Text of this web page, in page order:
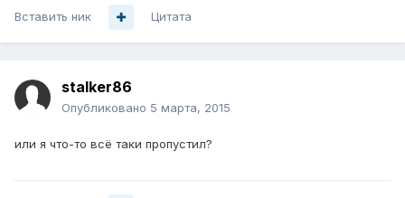
Вставить ник Цитата
stalker86
Опубликовано 5 марта, 2015
или я что-то всё таки пропустил?